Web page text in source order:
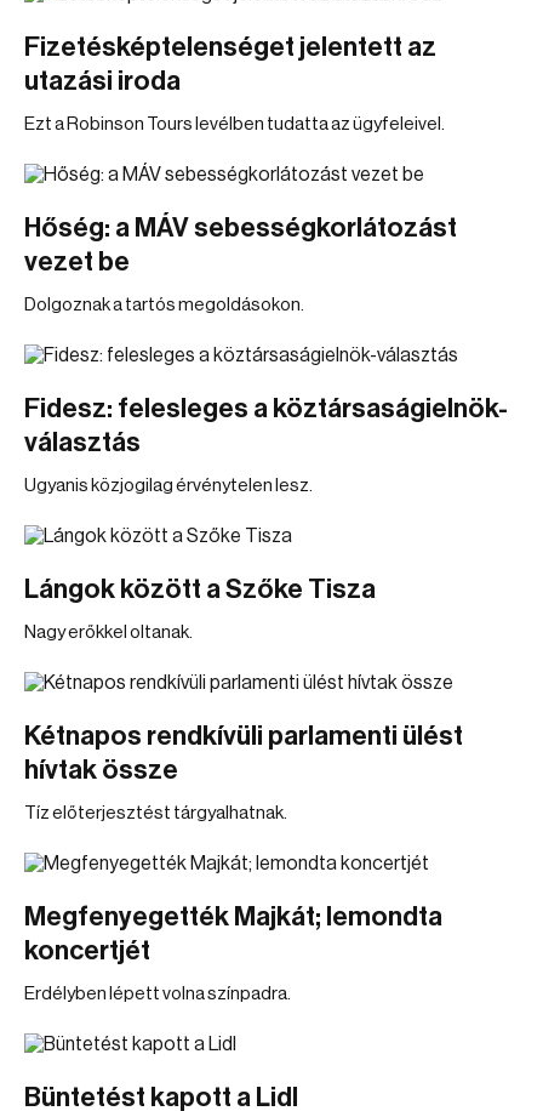
Fizetésképtelenséget jelentett az
utazási iroda
Ezt a Robinson Tours levélben tudatta az ügyfeleivel.
Hőség: a MÁV sebességkorlátozást
vezet be
Dolgoznak a tartós megoldásokon.
Fidesz: felesleges a köztársaságielnök-
választás
Ugyanis közjogilag érvénytelen lesz.
Lángok között a Szőke Tisza
Nagy erőkkel oltanak.
Kétnapos rendkívüli parlamenti ülést
hívtak össze
Tíz előterjesztést tárgyalhatnak.
Megfenyegették Majkát; lemondta
koncertjét
Erdélyben lépett volna színpadra.
Büntetést kapott a Lidl